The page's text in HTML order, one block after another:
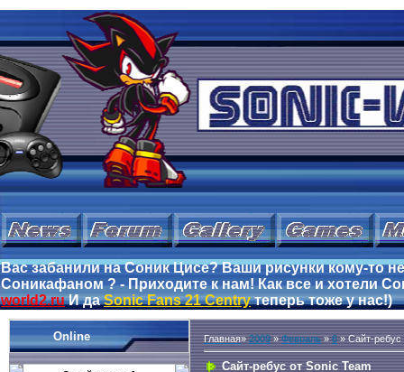
Вас забанили на Соник Цисе? Ваши рисунки кому-то
Соникафаном ? - Приходите к нам! Как все и хотели
world2.ruИ даSonic Fans 21 Centryтеперь тоже у нас!)
Online Главная»2009 » Февраль » 6» Сайт-ребус
Сайт-ребус от Sonic Team